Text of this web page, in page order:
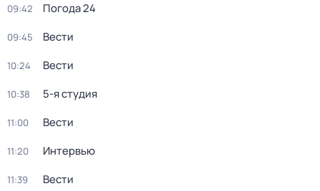
09:42 Погода 24
09:45 Вести
10:24 Вести
10:38 5-я студия
11:00 Вести
11:20 Интервью
11:39 Вести